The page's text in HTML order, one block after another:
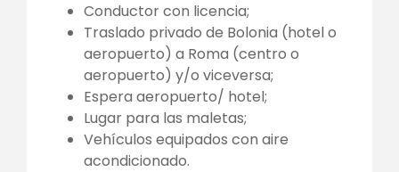
Conductor con licencia;
Traslado privado de Bolonia (hotel o
aeropuerto) a Roma (centro o
aeropuerto) y/o viceversa;
Espera aeropuerto/ hotel;
Lugar para las maletas;
Vehículos equipados con aire
acondicionado.